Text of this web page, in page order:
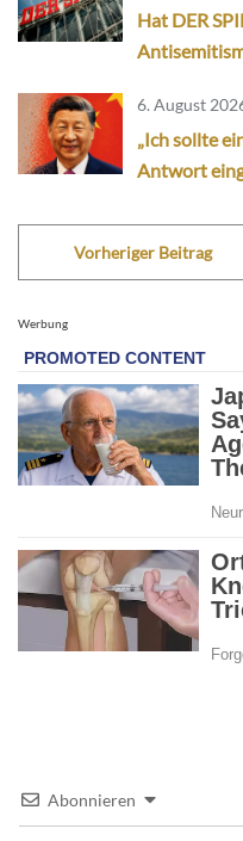
Hat DER
6. August
„Ich sollte
Antwort
Vorheriger Beitrag
Werbung
Abonnieren